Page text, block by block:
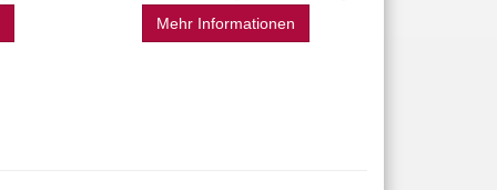
Mehr Informationen